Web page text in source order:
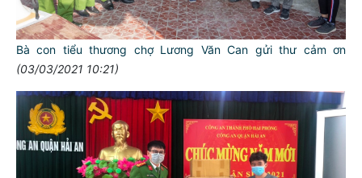
Bà con tiểu thương chợ Lương Văn Can gửi thư cảm ơn
(03/03/2021 10:21)